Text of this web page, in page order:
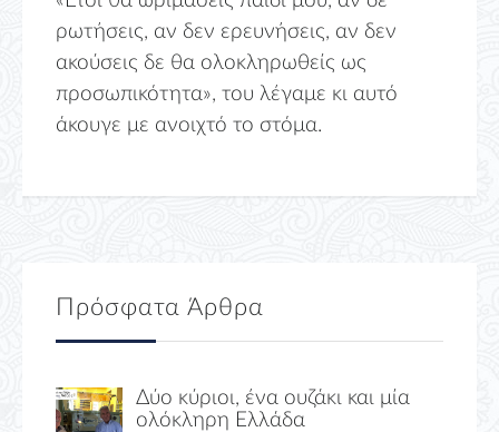
ρωτήσεις, αν δεν ερευνήσεις, αν δεν
ακούσεις δε θα ολοκληρωθείς ως
προσωπικότητα», του λέγαμε κι αυτό
άκουγε με ανοιχτό το στόμα.
Πρόσφατα Άρθρα
Δύο κύριοι, ένα ουζάκι και μία
ολόκληρη Ελλάδα